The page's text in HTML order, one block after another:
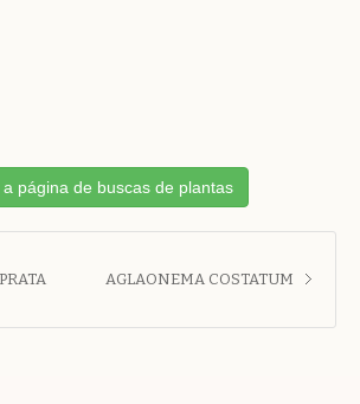
a página de buscas de plantas
AGLAONEMA COSTATUM